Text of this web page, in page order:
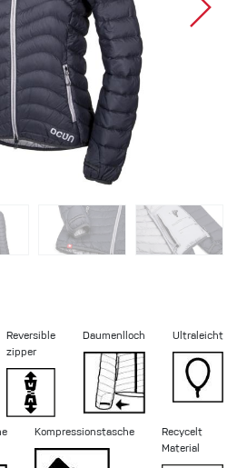
Reversible
zipper
Daumenlloch Ultraleicht
Kompressionstasche
Recycelt
Material